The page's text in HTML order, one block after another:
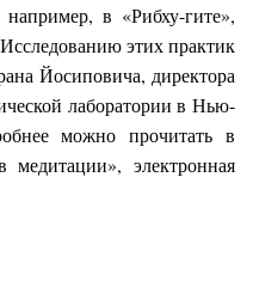
в «Рибху-гите»,
этих практик
Йосиповича, директора
лаборатории в Нью-
можно прочитать в
электронная